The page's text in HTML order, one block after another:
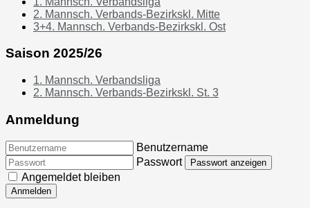
2. Mannsch. Verbands-Bezirkskl. Mitte
3+4. Mannsch. Verbands-Bezirkskl. Ost
Saison 2025/26
1. Mannsch. Verbandsliga
2. Mannsch. Verbands-Bezirkskl. St. 3
Anmeldung
Benutzername
Passwort
Passwort anzeigen
Angemeldet bleiben
Anmelden